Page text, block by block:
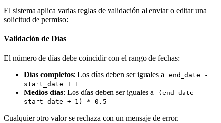
El sistema aplica varias reglas de validación al enviar o editar una
solicitud de permiso:
Validación de Días
El número de días debe coincidir con el rango de fechas:
Días completos: Los días deben ser iguales a
end_date -
start_date + 1
Medios días: Los días deben ser iguales a
(end_date -
start_date + 1) * 0.5
Cualquier otro valor se rechaza con un mensaje de error.